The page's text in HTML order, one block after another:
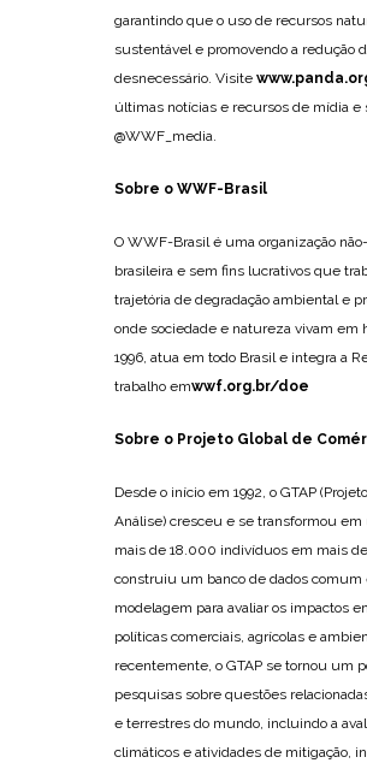
garantindo que o uso de recursos
sustentável e promovendo a redução
desnecessário. Visite
últimas notícias e recursos de mídia e
@WWF_media.
Sobre o WWF-Brasil
O WWF-Brasil é uma organização
brasileira e sem fins lucrativos que
trajetória de degradação ambiental e
onde sociedade e natureza vivam em
1996, atua em todo Brasil e integra a
trabalho emwwf.org.br/doe
Sobre o Projeto Global de
Desde o início em 1992, o GTAP
Análise) cresceu e se transformou
mais de 18.000 indivíduos em mais de
construiu um banco de dados
modelagem para avaliar os impactos
políticas comerciais, agrícolas e
recentemente, o GTAP se tornou um
pesquisas sobre questões
e terrestres do mundo, incluindo a
climáticos e atividades de mitigação,